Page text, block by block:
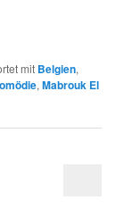
mit Belgien,
,Mabrouk El